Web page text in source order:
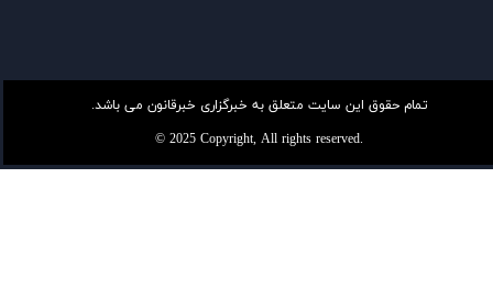
تمام حقوق این سایت متعلق به خبرگزاری خبرقانون می باشد.
© 2025 Copyright, All rights reserved.